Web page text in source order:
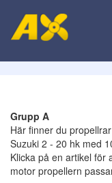
Grupp A
Här finner du
Suzuki 2 - 20 hk med
Klicka på en artikel för
motor propellern